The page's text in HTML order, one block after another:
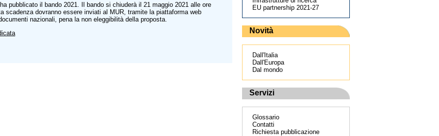
pubblicato il bando 2021. Il bando si chiuderà il 21 maggio 2021 alle ore
scadenza dovranno essere inviati al MUR, tramite la piattaforma web
nazionali, pena la non eleggibilità della proposta.
EU partnership 2021-27
Novità
Dall'Italia
Dall'Europa
Dal mondo
Servizi
Glossario
Contatti
Richiesta pubblicazione